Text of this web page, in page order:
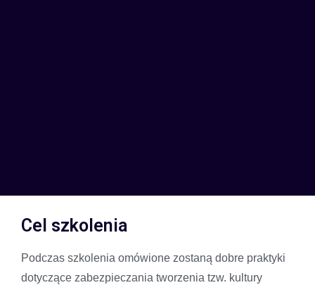
Cel szkolenia
Podczas szkolenia omówione zostaną dobre praktyki
dotyczące zabezpieczania tworzenia tzw. kultury